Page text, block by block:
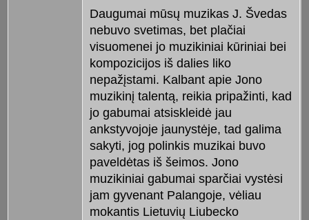
Daugumai mūsų muzikas J. Švedas
nebuvo svetimas, bet plačiai
visuomenei jo muzikiniai kūriniai bei
kompozicijos iš dalies liko
nepažįstami. Kalbant apie Jono
muzikinį talentą, reikia pripažinti, kad
jo gabumai atsiskleidė jau
ankstyvojoje jaunystėje, tad galima
sakyti, jog polinkis muzikai buvo
paveldėtas iš šeimos. Jono
muzikiniai gabumai sparčiai vystėsi
jam gyvenant Palangoje, vėliau
mokantis Lietuvių Liubecko